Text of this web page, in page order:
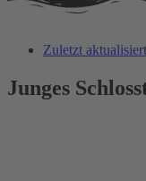
Zuletzt
Junges